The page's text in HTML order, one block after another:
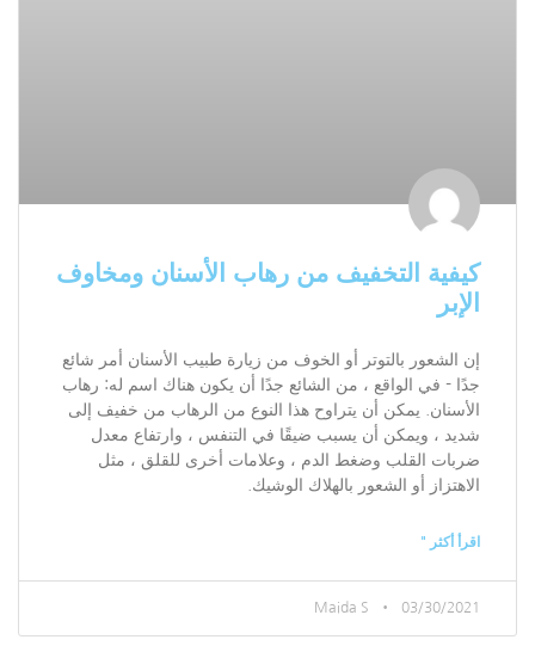
كيفية التخفيف من رهاب الأسنان ومخاوف
الإبر
إن الشعور بالتوتر أو الخوف من زيارة طبيب الأسنان أمر شائع
جدًا - في الواقع ، من الشائع جدًا أن يكون هناك اسم له: رهاب
الأسنان. يمكن أن يتراوح هذا النوع من الرهاب من خفيف إلى
شديد ، ويمكن أن يسبب ضيقًا في التنفس ، وارتفاع معدل
ضربات القلب وضغط الدم ، وعلامات أخرى للقلق ، مثل
الاهتزاز أو الشعور بالهلاك الوشيك.
اقرأ أكثر "
Maida S 03/30/2021